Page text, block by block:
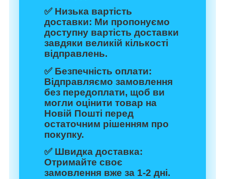
✅ Низька вартість
доставки: Ми пропонуємо
доступну вартість доставки
завдяки великій кількості
відправлень.
✅ Безпечність оплати:
Відправляємо замовлення
без передоплати, щоб ви
могли оцінити товар на
Новій Пошті перед
остаточним рішенням про
покупку.
✅ Швидка доставка:
Отримайте своє
замовлення вже за 1-2 дні.